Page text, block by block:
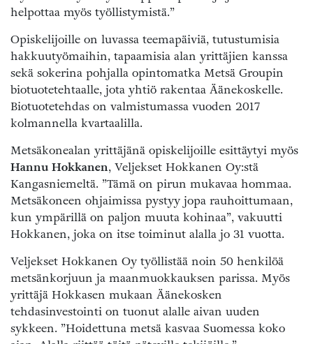
helpottaa myös työllistymistä.”
Opiskelijoille on luvassa teemapäiviä, tutustumisia
hakkuutyömaihin, tapaamisia alan yrittäjien kanssa
sekä sokerina pohjalla opintomatka Metsä Groupin
biotuotetehtaalle, jota yhtiö rakentaa Äänekoskelle.
Biotuotetehdas on valmistumassa vuoden 2017
kolmannella kvartaalilla.
Metsäkonealan yrittäjänä opiskelijoille esittäytyi myös
Hannu Hokkanen, Veljekset Hokkanen Oy:stä
Kangasniemeltä. ”Tämä on pirun mukavaa hommaa.
Metsäkoneen ohjaimissa pystyy jopa rauhoittumaan,
kun ympärillä on paljon muuta kohinaa”, vakuutti
Hokkanen, joka on itse toiminut alalla jo 31 vuotta.
Veljekset Hokkanen Oy työllistää noin 50 henkilöä
metsänkorjuun ja maanmuokkauksen parissa. Myös
yrittäjä Hokkasen mukaan Äänekosken
tehdasinvestointi on tuonut alalle aivan uuden
sykkeen. ”Hoidettuna metsä kasvaa Suomessa koko